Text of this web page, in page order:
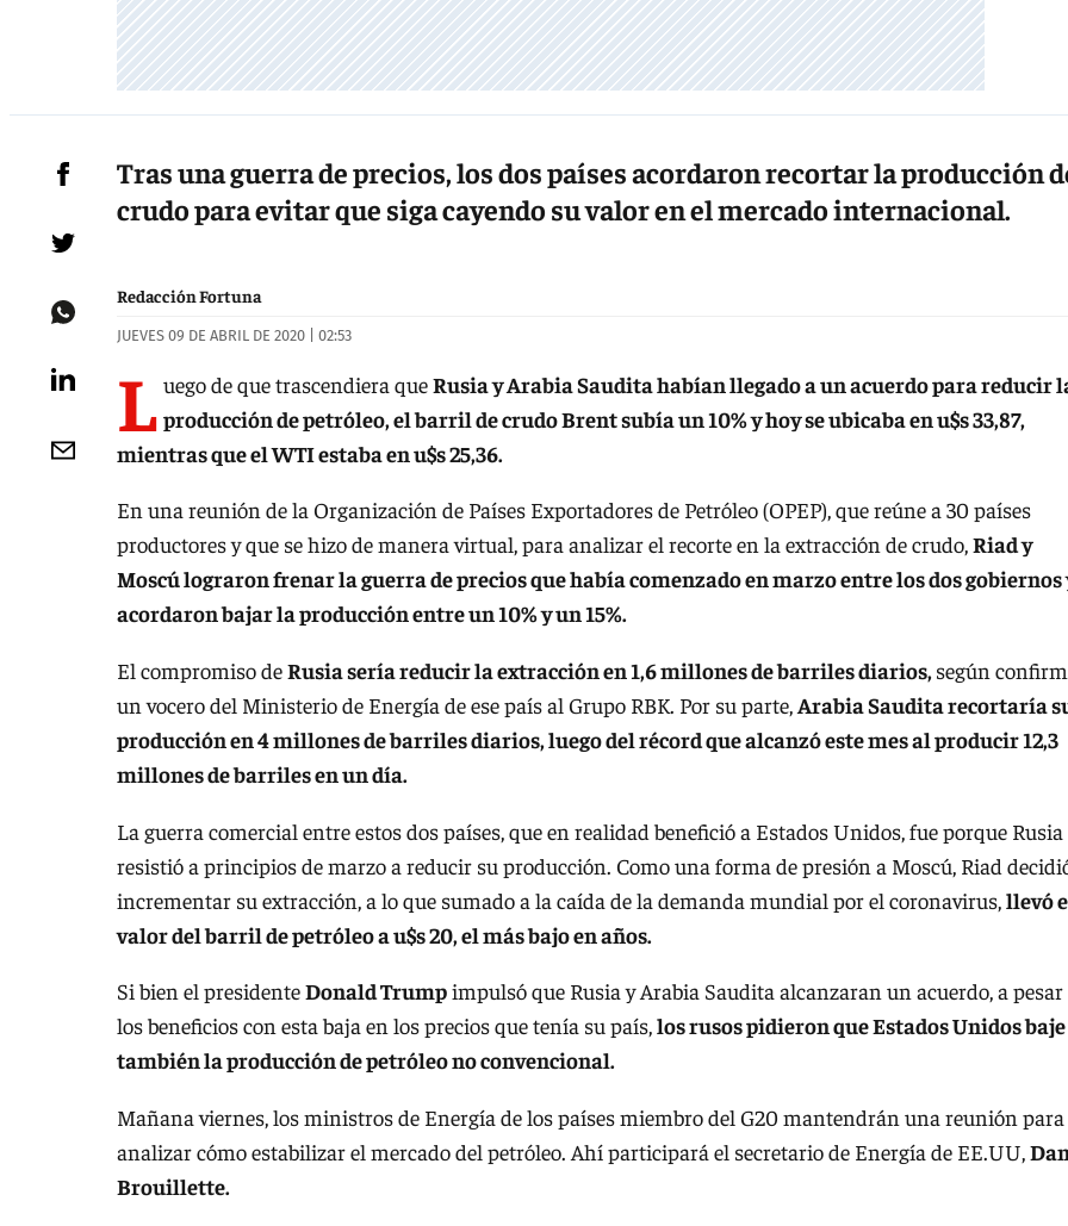
Tras una guerra de precios, los dos países acordaron recortar la producción
crudo para evitar que siga cayendo su valor en el mercado internacional.
Redacción Fortuna
JUEVES 09 DE ABRIL DE 2020 | 02:53
L uego de que trascendiera queRusia y Arabia Saudita habían llegado a un acuerdo para reducir
producción de petróleo, el barril de crudo Brent subía un 10% y hoy se ubicaba en u$s 33,87,
mientras que el WTI estaba en u$s 25,36.
En una reunión de la Organización de Países Exportadores de Petróleo (OPEP), que reúne a 30 países
productores y que se hizo de manera virtual, para analizar el recorte en la extracción de crudo,Riad y
Moscú lograron frenar la guerra de precios que había comenzado en marzo entre los dos gobiernos
acordaron bajar la producción entre un 10% y un 15%.
El compromiso deRusia sería reducir la extracción en 1,6 millones de barriles diarios,según
un vocero del Ministerio de Energía de ese país al Grupo RBK. Por su parte,Arabia Saudita recortaría
producción en 4 millones de barriles diarios, luego del récord que alcanzó este mes al producir 12,3
millones de barriles en un día.
La guerra comercial entre estos dos países, que en realidad benefició a Estados Unidos, fue porque Rusia
resistió a principios de marzo a reducir su producción. Como una forma de presión a Moscú, Riad
incrementar su extracción, a lo que sumado a la caída de la demanda mundial por el coronavirus, llevó
valor del barril de petróleo a u$s 20, el más bajo en años.
Si bien el presidenteDonald Trumpimpulsó que Rusia y Arabia Saudita alcanzaran un acuerdo, a pesar
los beneficios con esta baja en los precios que tenía su país,los rusos pidieron que Estados Unidos baje
también la producción de petróleo no convencional.
Mañana viernes, los ministros de Energía de los países miembro del G20 mantendrán una reunión para
analizar cómo estabilizar el mercado del petróleo. Ahí participará el secretario de Energía de EE.UU,
Brouillette.